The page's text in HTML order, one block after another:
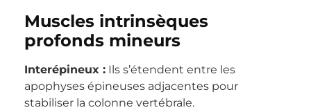
Muscles intrinsèques
profonds mineurs
Interépineux : Ils s’étendent entre les
apophyses épineuses adjacentes pour
stabiliser la colonne vertébrale.